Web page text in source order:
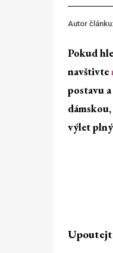
Autor článku:
Pokud
navštivte
postavu
výlet